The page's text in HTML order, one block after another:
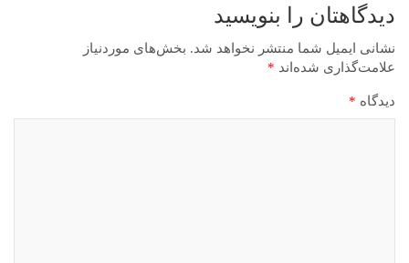
دیدگاهتان را بنویسید
نشانی ایمیل شما منتشر نخواهد شد. بخش‌های موردنیاز
علامت‌گذاری شده‌اند*
دیدگاه*